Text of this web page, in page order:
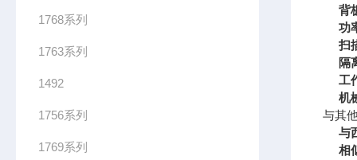
1768系列
1763系列
1492
1756系列
1769系列
背
功
扫
隔
工
机
与其
与
相